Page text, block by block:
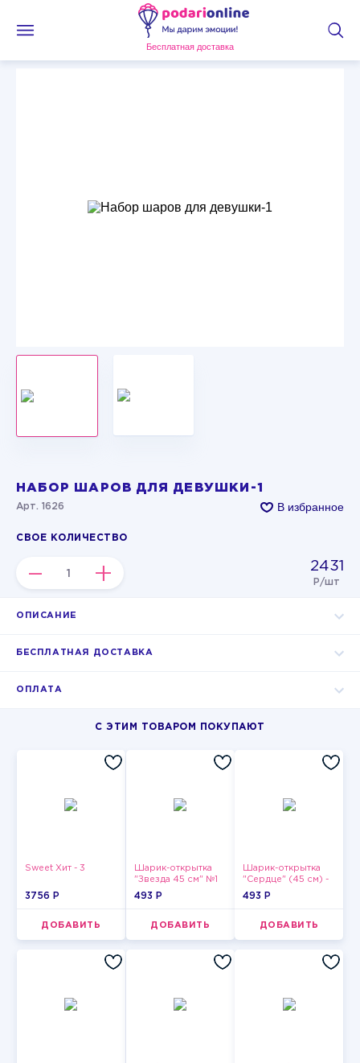
Бесплатная доставка
НАБОР ШАРОВ ДЛЯ ДЕВУШКИ-1
Арт. 1626 В избранное
СВОЕ КОЛИЧЕСТВО
– + 2431
Р/шт
ОПИСАНИЕ
БЕСПЛАТНАЯ ДОСТАВКА
ОПЛАТА
С ЭТИМ ТОВАРОМ ПОКУПАЮТ
Sweet Хит - 3
3756 P
ДОБАВИТЬ
Шарик-открытка
"Звезда 45 см" №1
493 P
ДОБАВИТЬ
Шарик-открытка
"Сердце" (45 см) -
2
493 P
ДОБАВИТЬ